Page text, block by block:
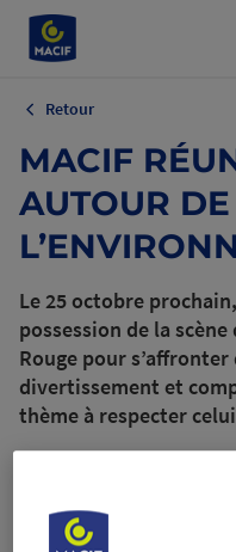
Retour
MACIF
AUTOUR DE
Le 25 octobre
possession de la
Rouge pour
divertissement et
thème à respecter
22 octobre 2024